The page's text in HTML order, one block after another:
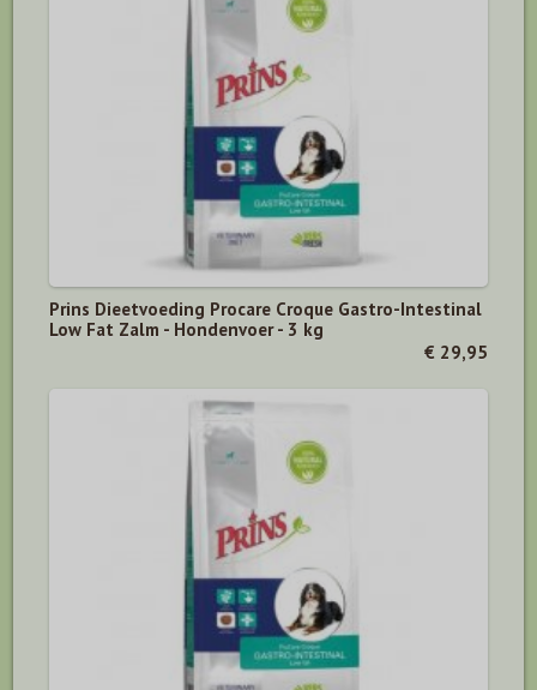
Prins Dieetvoeding Procare Croque Gastro-Intestinal
Low Fat Zalm - Hondenvoer - 3 kg
€ 29,95